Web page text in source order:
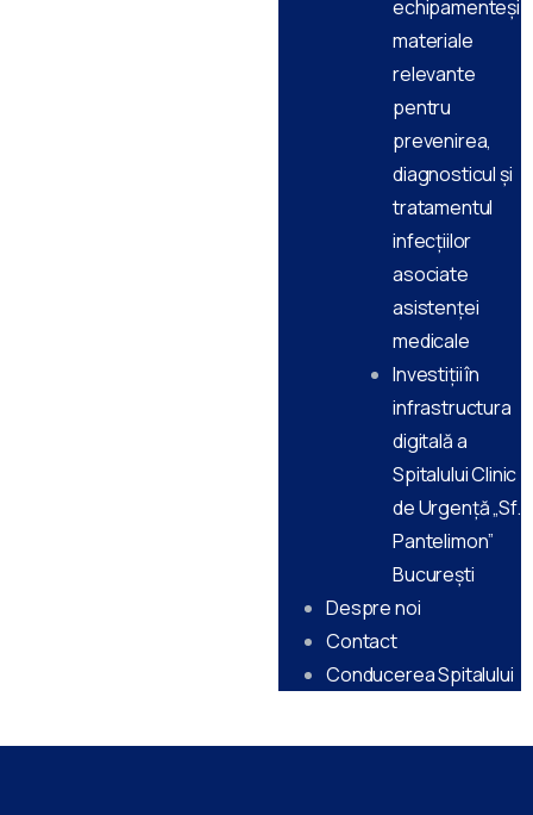
echipamenteși
materiale
relevante
pentru
prevenirea,
diagnosticul și
tratamentul
infecțiilor
asociate
asistenței
medicale
Investiții în
infrastructura
digitală a
Spitalului Clinic
de Urgență „Sf.
Pantelimon”
Bucureşti
Despre noi
Contact
Conducerea Spitalului